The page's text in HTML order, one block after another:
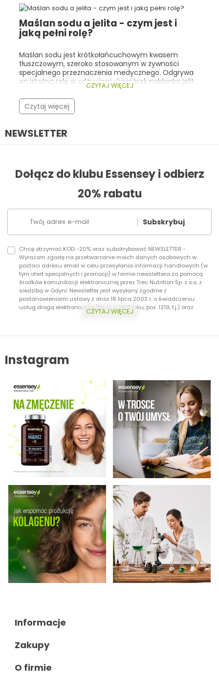
samopoczucie są bardzo istotne. Zarówno w
Essensey, jak i w innych sklepach z suplementami
prozdrowotnymi, klienci najczęściej wybierają
kolageny, adaptogeny, witaminy/minerały
wspierające odporność oraz kwasy Omega-3 .
Poniżej przedstawiamy najlepsze oferty Black Week
na topowe suplementy w Essensey.com – wraz z ich
cenami promocyjnymi i krótkim opisem właściwości.
Maślan sodu a jelita - czym jest i
jaką pełni rolę?
Maślan sodu jest krótkołańcuchowym kwasem
tłuszczowym, szeroko stosowanym w żywności
specjalnego przeznaczenia medycznego. Odgrywa
on istotną rolę w odżywianiu komórek nabłonka jelit.
Warto znać jego rolę i źródła, ponieważ może on
stanowić cenne wsparcie w postępowaniu
dietetycznym w zaburzeniach przewodu
pokarmowego.
CZYTAJ WIĘCEJ
Czytaj więcej
NEWSLETTER
Dołącz do klubu Essensey i odbierz
20% rabatu
Subskrybuj
Chcę otrzymać KOD -20% oraz subskrybować NEWSLETTER -
Wyrażam zgodę na przetwarzanie moich danych osobowych w
postaci adresu email w celu przesyłania informacji handlowych (w
tym ofert specjalnych i promocji) w formie newslettera za pomocą
środków komunikacji elektronicznej przez Trec Nutrition Sp. z o.o. z
siedzibą w Gdyni. Newsletter jest wysyłany zgodnie z
postanowieniami ustawy z dnia 18 lipca 2002 r. o świadczeniu
usług drogą elektroniczną (Dz. U. z 2017 roku, poz. 1219, t.j.) oraz
ustawy z dnia 16 lipca 2004 r. Prawo telekomunikacyjne (Dz.U. z 2017
CZYTAJ WIĘCEJ
Instagram
Informacje
Zakupy
O firmie